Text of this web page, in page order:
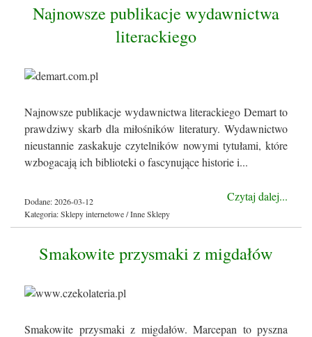
Najnowsze publikacje wydawnictwa
literackiego
Najnowsze publikacje wydawnictwa literackiego Demart to
prawdziwy skarb dla miłośników literatury. Wydawnictwo
nieustannie zaskakuje czytelników nowymi tytułami, które
wzbogacają ich biblioteki o fascynujące historie i...
Czytaj dalej...
Dodane: 2026-03-12
Kategoria: Sklepy internetowe / Inne Sklepy
Smakowite przysmaki z migdałów
Smakowite przysmaki z migdałów. Marcepan to pyszna